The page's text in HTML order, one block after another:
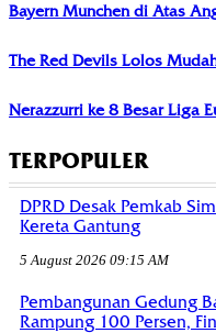
Bayern Munchen di Atas
The Red Devils Lolos
Nerazzurri ke 8 Besar Liga
TERPOPULER
DPRD Desak Pemkab
Kereta Gantung
5 August 2026 09:15 AM
Pembangunan Gedung
Rampung 100 Persen,